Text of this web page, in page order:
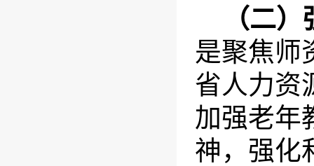
（二
是聚焦师
省人力资
加强老年
神，强化